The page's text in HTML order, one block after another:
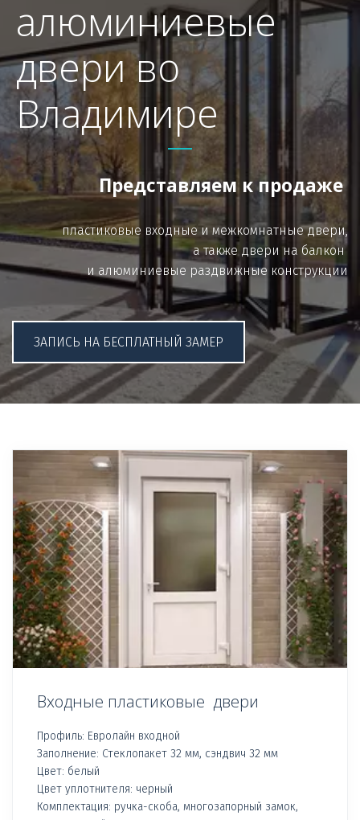
алюминиевые
двери во
Владимире
Представляем к продаже
пластиковые входные и межкомнатные двери,
а также двери на балкон
и алюминиевые раздвижные конструкции
ЗАПИСЬ НА БЕСПЛАТНЫЙ ЗАМЕР
Входные пластиковые двери
Профиль: Евролайн входной
Заполнение: Стеклопакет 32 мм, сэндвич 32 мм
Цвет: белый
Цвет уплотнителя: черный
Комплектация: ручка-скоба, многозапорный замок,